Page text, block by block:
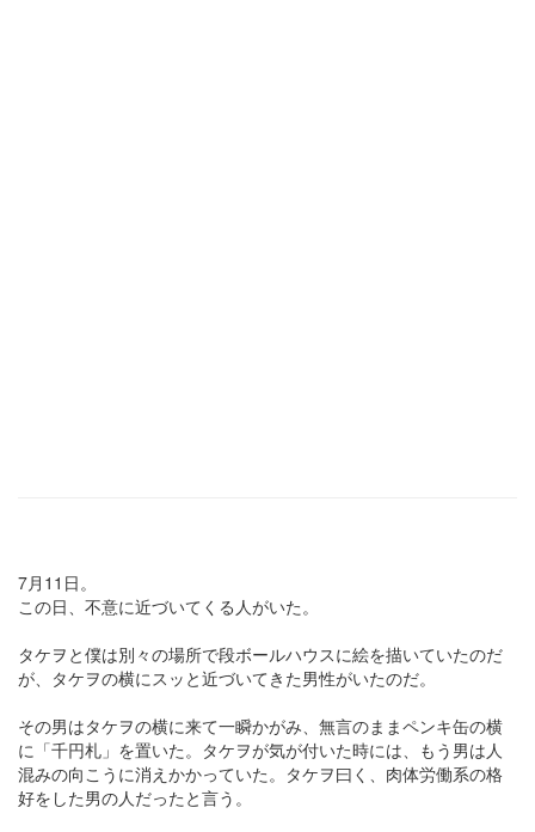
7月11日。
この日、不意に近づいてくる人がいた。
タケヲと僕は別々の場所で段ボールハウスに絵を描いていたのだ
が、タケヲの横にスッと近づいてきた男性がいたのだ。
その男はタケヲの横に来て一瞬かがみ、無言のままペンキ缶の横
に「千円札」を置いた。タケヲが気が付いた時には、もう男は人
混みの向こうに消えかかっていた。タケヲ曰く、肉体労働系の格
好をした男の人だったと言う。